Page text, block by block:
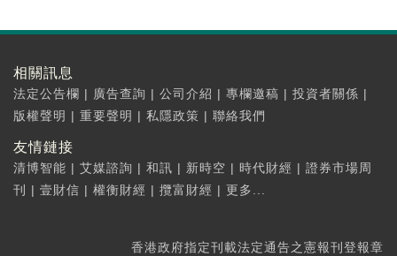
相關訊息
法定公告欄 | 廣告查詢 | 公司介紹 | 專欄邀稿 | 投資者關係 |
版權聲明 | 重要聲明 | 私隱政策 | 聯絡我們
友情鏈接
清博智能 | 艾媒諮詢 | 和訊 | 新時空 | 時代財經 | 證券市場周
刊
| 壹財信 | 權衡財經 | 攬富財經 | 更多...
香港政府指定刊載法定通告之憲報刊登報章